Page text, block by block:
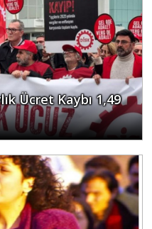
Ücret Kaybı 1,49